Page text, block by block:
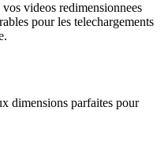
videos redimensionnees
pour les telechargements
dimensions parfaites pour